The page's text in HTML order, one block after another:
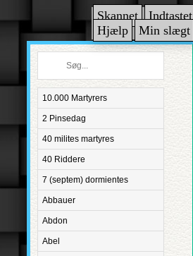
Skannet Indtastet
Hjælp
Min slægt
10.000 Martyrers
2 Pinsedag
40 milites martyres
40 Riddere
7 (septem) dormientes
Abbauer
Abdon
Abel